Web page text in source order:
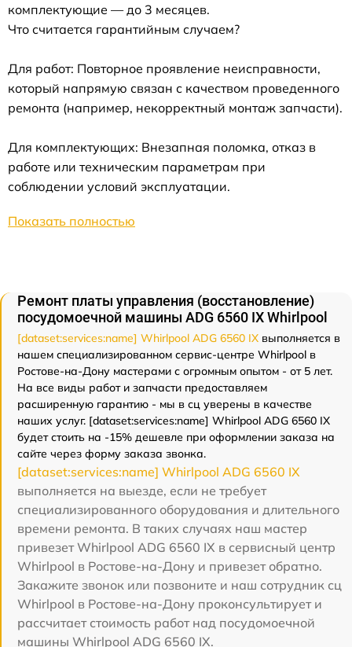
комплектующие — до 3 месяцев.
Что считается гарантийным случаем?
Для работ: Повторное проявление неисправности,
который напрямую связан с качеством проведенного
ремонта (например, некорректный монтаж запчасти).
Для комплектующих: Внезапная поломка, отказ в
работе или техническим параметрам при
соблюдении условий эксплуатации.
Показать полностью
Ремонт платы управления (восстановление)
посудомоечной машины ADG 6560 IX Whirlpool
[dataset:services:name] Whirlpool ADG 6560 IX выполняется в
нашем специализированном сервис-центре Whirlpool в
Ростове-на-Дону мастерами с огромным опытом - от 5 лет.
На все виды работ и запчасти предоставляем
расширенную гарантию - мы в сц уверены в качестве
наших услуг. [dataset:services:name] Whirlpool ADG 6560 IX
будет стоить на -15% дешевле при оформлении заказа на
сайте через форму заказа звонка.
[dataset:services:name] Whirlpool ADG 6560 IX
выполняется на выезде, если не требует
специализированного оборудования и длительного
времени ремонта. В таких случаях наш мастер
привезет Whirlpool ADG 6560 IX в сервисный центр
Whirlpool в Ростове-на-Дону и привезет обратно.
Закажите звонок или позвоните и наш сотрудник сц
Whirlpool в Ростове-на-Дону проконсультирует и
рассчитает стоимость работ над посудомоечной
машины Whirlpool ADG 6560 IX.